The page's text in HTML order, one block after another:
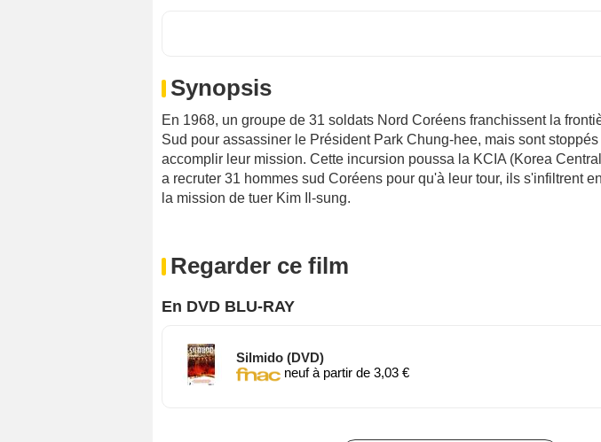
Synopsis
En 1968, un groupe de 31 soldats Nord Coréens franchissent la
Sud pour assassiner le Président Park Chung-hee, mais sont
accomplir leur mission. Cette incursion poussa la KCIA (Korea
a recruter 31 hommes sud Coréens pour qu'à leur tour, ils s'infiltrent
la mission de tuer Kim Il-sung.
Regarder ce film
En DVD BLU-RAY
Silmido (DVD)
neuf à partir de 3,03 €